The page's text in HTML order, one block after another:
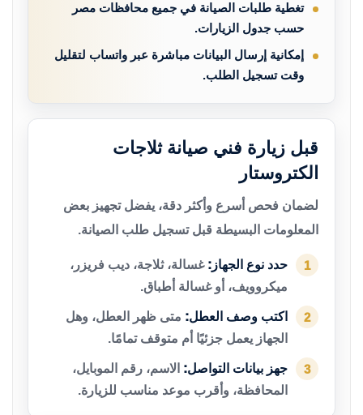
تغطية طلبات الصيانة في جميع محافظات مصر
حسب جدول الزيارات.
إمكانية إرسال البيانات مباشرة عبر واتساب لتقليل
وقت تسجيل الطلب.
قبل زيارة فني صيانة ثلاجات
الكتروستار
لضمان فحص أسرع وأكثر دقة، يفضل تجهيز بعض
المعلومات البسيطة قبل تسجيل طلب الصيانة.
1 حدد نوع الجهاز: غسالة، ثلاجة، ديب فريزر،
ميكروويف، أو غسالة أطباق.
2 اكتب وصف العطل: متى ظهر العطل، وهل
الجهاز يعمل جزئيًا أم متوقف تمامًا.
3 جهز بيانات التواصل: الاسم، رقم الموبايل،
المحافظة، وأقرب موعد مناسب للزيارة.